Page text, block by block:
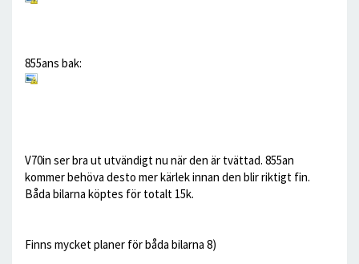
855ans bak:
V70in ser bra ut utvändigt nu när den är tvättad. 855an
kommer behöva desto mer kärlek innan den blir riktigt fin.
Båda bilarna köptes för totalt 15k.
Finns mycket planer för båda bilarna 8)